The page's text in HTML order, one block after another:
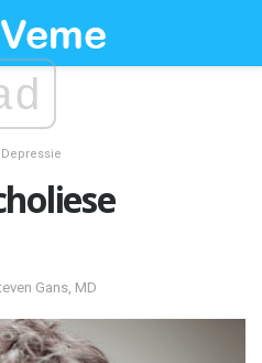
Depressie
Gans, MD